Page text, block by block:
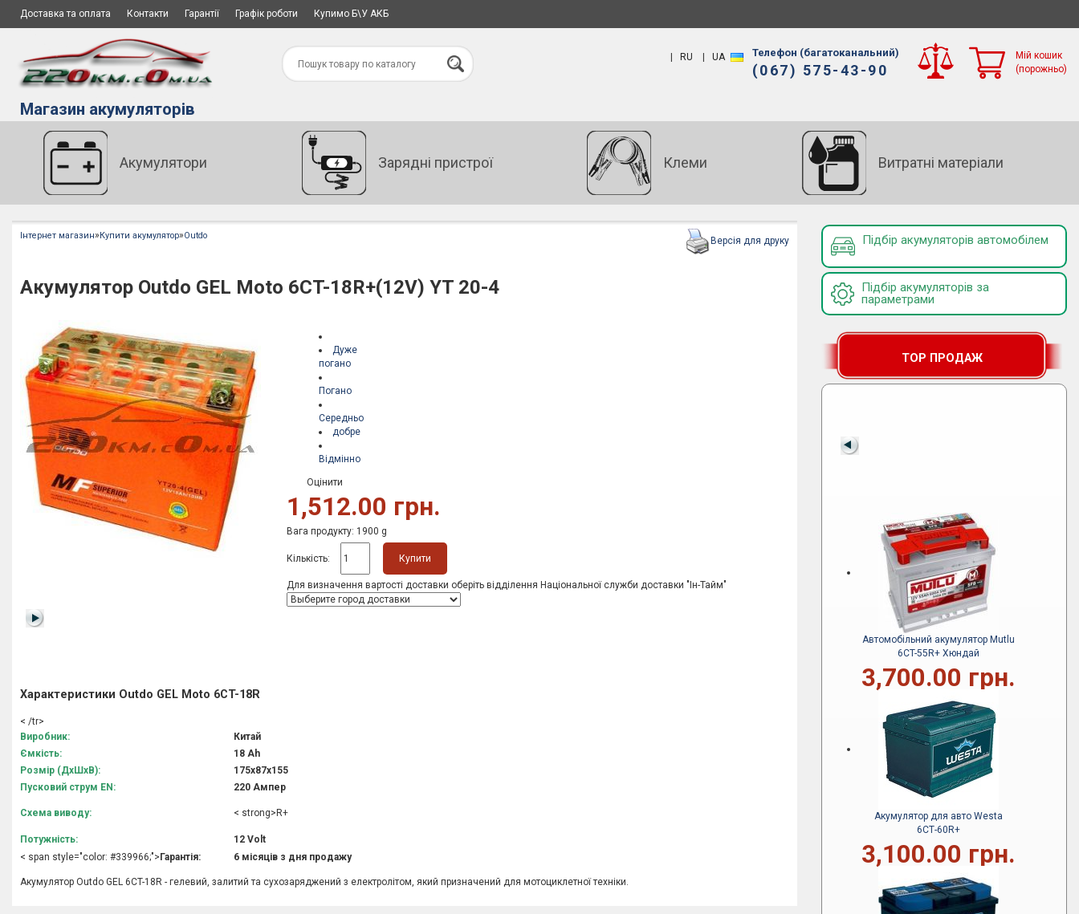
Доставка та оплата Контакти Гарантії Графік роботи Купимо Б\У АКБ
Магазин акумуляторів
RU UA Телефон (багатоканальний)
(067) 575-43-90
Мій кошик
(порожньо)
Акумулятори Зарядні пристрої Клеми Витратні матеріали
Інтернет магазин»Купити акумулятор»Outdo Версія для друку
Акумулятор Outdo GEL Moto 6CT-18R+(12V) YT 20-4
Дуже
погано
Погано
Середньо
добре
Відмінно
Оцінити
1,512.00 грн.
Вага продукту: 1900 g
Кількість: Купити
Для визначення вартості доставки оберіть відділення Національної служби доставки "Ін-Тайм"
Характеристики Outdo GEL Moto 6CT-18R
< /tr>
Виробник:
Китай
Ємкість:
18 Аh
Розмір (ДхШхВ):
175х87х155
Пусковий струм EN:
220 Ампер
Схема виводу: < strong>R+
Потужність:
12 Volt
< span style="color: #339966;">Гарантія: 6 місяців з дня продажу
Акумулятор Outdo GEL 6CT-18R - гелевий, залитий та сухозаряджений з електролітом, який призначений для мотоциклетної техніки.
Підбір акумуляторів автомобілем
Підбір акумуляторів за
параметрами
TOP ПРОДАЖ
Автомобільний акумулятор Mutlu
6CT-55R+ Хюндай
3,700.00 грн.
Акумулятор для авто Westa
6СТ-60R+
3,100.00 грн.